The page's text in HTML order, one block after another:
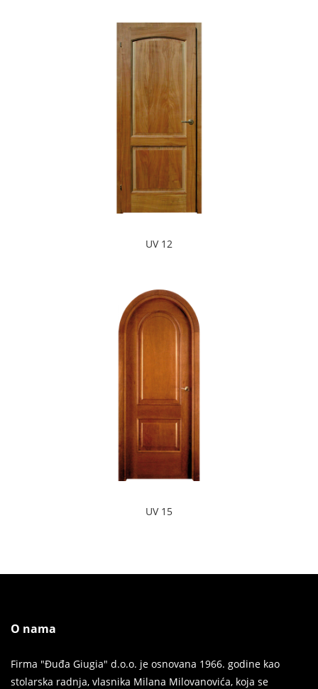
UV 12
UV 15
O nama
Firma "Đuđa Giugia" d.o.o. je osnovana 1966. godine kao
stolarska radnja, vlasnika Milana Milovanovića, koja se